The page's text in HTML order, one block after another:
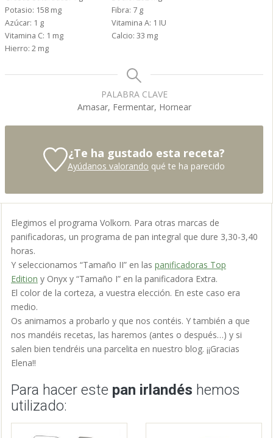
Potasio: 158 mg Fibra: 7 g
Azúcar: 1 g Vitamina A: 1 IU
Vitamina C: 1 mg Calcio: 33 mg
Hierro: 2 mg
PALABRA CLAVE
Amasar, Fermentar, Hornear
¿Te ha gustado esta receta?
Ayúdanos valorando qué te ha parecido
Elegimos el programa Volkorn. Para otras marcas de
panificadoras, un programa de pan integral que dure 3,30-3,40
horas.
Y seleccionamos “Tamaño II” en las panificadoras Top
Edition y Onyx y “Tamaño I” en la panificadora Extra.
El color de la corteza, a vuestra elección. En este caso era
medio.
Os animamos a probarlo y que nos contéis. Y también a que
nos mandéis recetas, las haremos (antes o después…) y si
salen bien tendréis una parcelita en nuestro blog. ¡¡Gracias
Elena!!
Para hacer este pan irlandés hemos
utilizado: